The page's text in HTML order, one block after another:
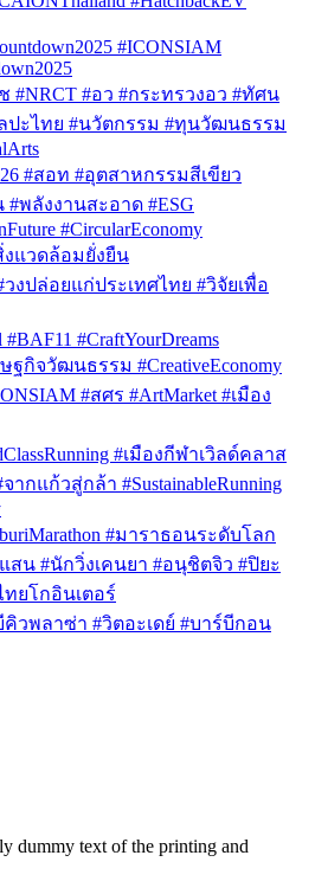
#ICONSIAM
#NRCT #อว #กระทรวงอว #ทัศน
ลปะไทย #นวัตกรรม #ทุนวัฒนธรรม
#สอท #อุตสาหกรรมสีเขียว
#พลังงานสะอาด #ESG
#CircularEconomy
งแวดล้อมยั่งยืน
วงปล่อยแก่ประเทศไทย #วิจัยเพื่อ
#CraftYourDreams
ษฐกิจวัฒนธรรม #CreativeEconomy
#สศร #ArtMarket #เมือง
#เมืองกีฬาเวิลด์คลาส
กแก้วสู่กล้า #SustainableRunning
#มาราธอนระดับโลก
แสน #นักวิ่งเคนยา #อนุชิตจิว #ปิยะ
ยโกอินเตอร์
คิวพลาซ่า #วิตอะเดย์ #บาร์บีกอน
dummy text of the printing and